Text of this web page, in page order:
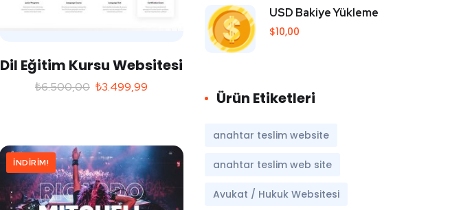
Dil Eğitim Kursu Websitesi
₺6.500,00 ₺3.499,99
İNDIRIM!
USD Bakiye Yükleme
$10,00
Ürün Etiketleri
anahtar teslim website
anahtar teslim web site
Avukat / Hukuk Websitesi